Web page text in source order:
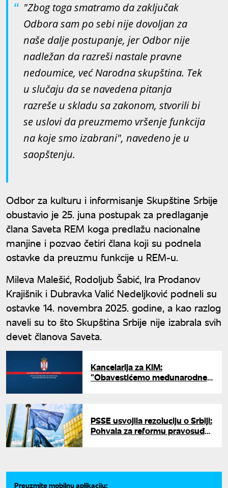
"Zbog toga smatramo da zaključak
Odbora sam po sebi nije dovoljan za
naše dalje postupanje, jer Odbor nije
nadležan da razreši nastale pravne
nedoumice, već Narodna skupština. Tek
u slučaju da se navedena pitanja
razreše u skladu sa zakonom, stvorili bi
se uslovi da preuzmemo vršenje funkcija
na koje smo izabrani", navedeno je u
saopštenju.
Odbor za kulturu i informisanje Skupštine Srbije
obustavio je 25. juna postupak za predlaganje
člana Saveta REM koga predlažu nacionalne
manjine i pozvao četiri člana koji su podnela
ostavke da preuzmu funkcije u REM-u.
Mileva Malešić, Rodoljub Šabić, Ira Prodanov
Krajišnik i Dubravka Valić Nedeljković podneli su
ostavke 14. novembra 2025. godine, a kao razlog
naveli su to što Skupština Srbije nije izabrala svih
devet članova Saveta.
Kancelarija za KiM:
"Obavestićemo međunarodne
PSSE usvojila rezoluciju o Srbiji:
Pohvala za reformu pravosuđa,
Preuzmite mobilnu aplikaciju: